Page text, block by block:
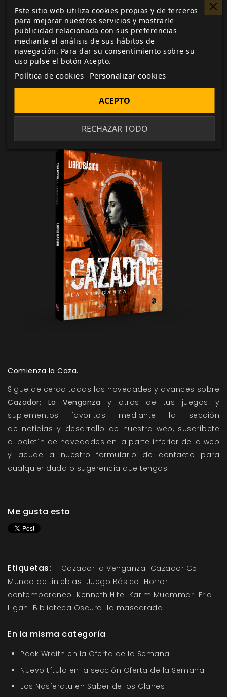
afectados.
Los fantasmas se manifiestan más allá del velo de la
muerte para embrujar el mundo que han
abandonado y poseer a los vivos.
Cosas incluso más extrañas se mueven por los
rincones del mundo que hemos olvidado temer
a cosas de reinos del pensamiento ininteligibles para
Comienza la Caza.
Sigue de cerca todas las novedades y avances sobre
Cazador: La Venganza
y otros de tus juegos y
suplementos favoritos mediante la sección
de noticias y desarrollo de nuestra web, suscríbete
al boletín de novedades en la parte inferior de la web
y acude a nuestro formulario de contacto para
cualquier duda o sugerencia que tengas.
Me gusta esto
Etiquetas: Cazador la Venganza Cazador C5
Mundo de tinieblas Juego Básico Horror
contemporaneo Kenneth Hite Karim Muammar Fria
Ligan Biblioteca Oscura la mascarada
En la misma categoría
Pack Wraith en la Oferta de la Semana
Nuevo título en la sección Oferta de la Semana
Los Nosferatu en Saber de los Clanes
Este sitio web utiliza cookies propias y de terceros
para mejorar nuestros servicios y mostrarle
publicidad relacionada con sus preferencias
mediante el análisis de sus hábitos de
navegación. Para dar su consentimiento sobre su
uso pulse el botón Acepto.
Política de cookies Personalizar cookies
RECHAZAR TODO
ACEPTO